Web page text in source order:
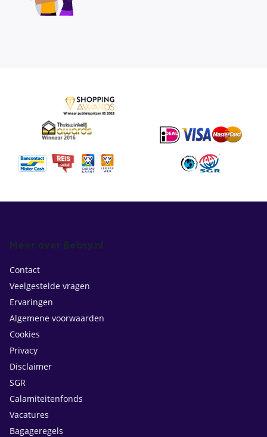
Meer over Bebsy.nl
Contact
Veelgestelde vragen
Ervaringen
Algemene voorwaarden
Cookies
Privacy
Disclaimer
SGR
Calamiteitenfonds
Vacatures
Bagageregels